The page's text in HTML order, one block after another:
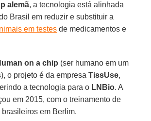
alemã, a tecnologia está alinhada
Brasil em reduzir e substituir a
em testes de medicamentos e
on a chip (ser humano em um
o projeto é da empresaTissUse,
a tecnologia para o LNBio. A
em 2015, com o treinamento de
em Berlim.